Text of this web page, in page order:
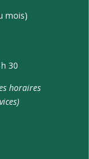
mois)
30
horaires